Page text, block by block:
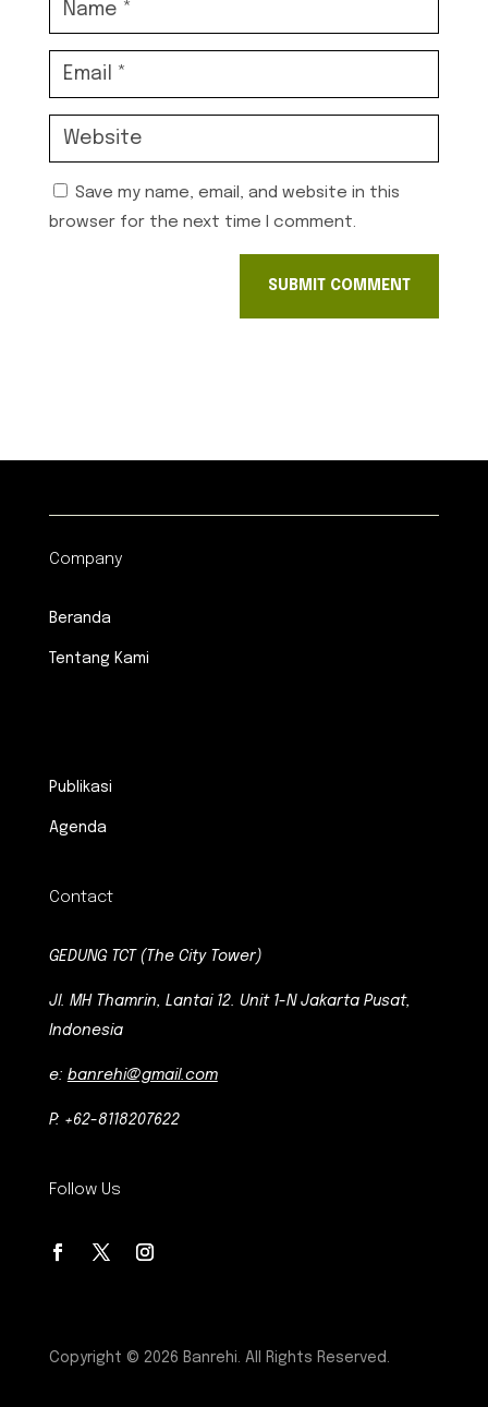
Save my name, email, and website in this
browser for the next time I comment.
SUBMIT COMMENT
Company
Beranda
Tentang Kami
Publikasi
Agenda
Contact
GEDUNG TCT (The City Tower)
Jl. MH Thamrin, Lantai 12. Unit 1-N Jakarta Pusat,
Indonesia
e: banrehi@gmail.com
P: +62-8118207622
Follow Us
Copyright © 2026 Banrehi. All Rights Reserved.